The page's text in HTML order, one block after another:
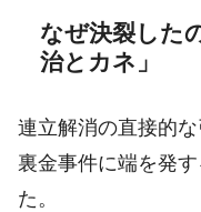
なぜ決裂した
治とカネ」
連立解消の直接的
裏金事件に端を発
た。